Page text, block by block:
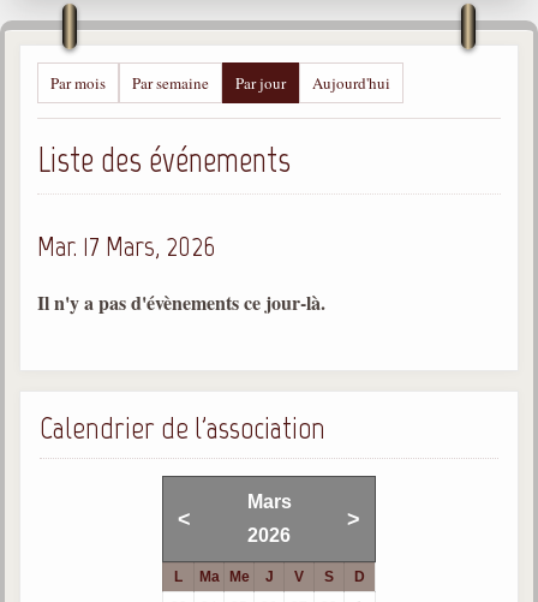
Allan Kardec
1804-1869
Léon Denis
1846-1927
Gabriel Delanne
1910-2002
Divaldo Franco
1927-2025
Ouvrages
Bulletins "Le Spiritisme"
Par mois Par semaine Par jour Aujourd'hui
Liste des événements
Mar. 17 Mars, 2026
Il n'y a pas d'évènements ce jour-là.
Calendrier de l'association
<
Mars
2026
>
L Ma Me J V S
D